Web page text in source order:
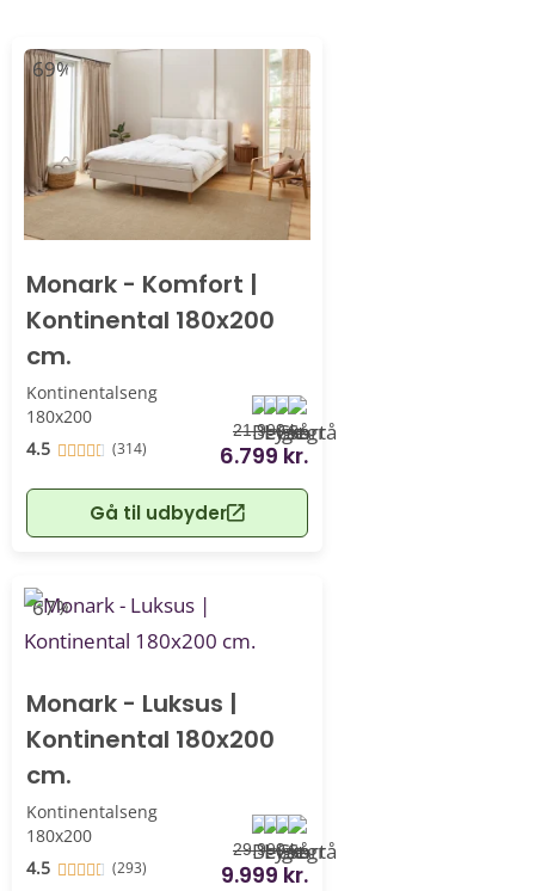
-69%
Monark - Komfort |
Kontinental 180x200
cm.
Kontinentalseng
180x200
4.5
(314)
21.999 kr.
6.799 kr.
Gå til udbyder
-67%
Monark - Luksus |
Kontinental 180x200
cm.
Kontinentalseng
180x200
4.5
(293)
29.999 kr.
9.999 kr.